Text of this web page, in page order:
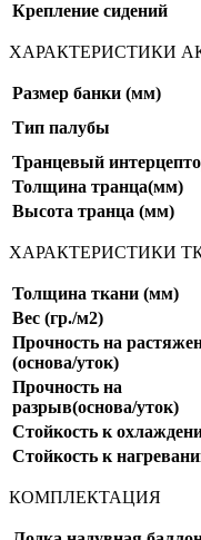
Крепление сидений
ХАРАКТЕРИСТИКИ
Размер банки (мм)
Тип палубы
Транцевый
Толщина транца(мм)
Высота транца (мм)
ХАРАКТЕРИСТИКИ
Толщина ткани (мм)
Вес (гр./м2)
Прочность на
(основа/уток)
Прочность на
разрыв(основа/уток)
Стойкость к
Стойкость к
КОМПЛЕКТАЦИЯ